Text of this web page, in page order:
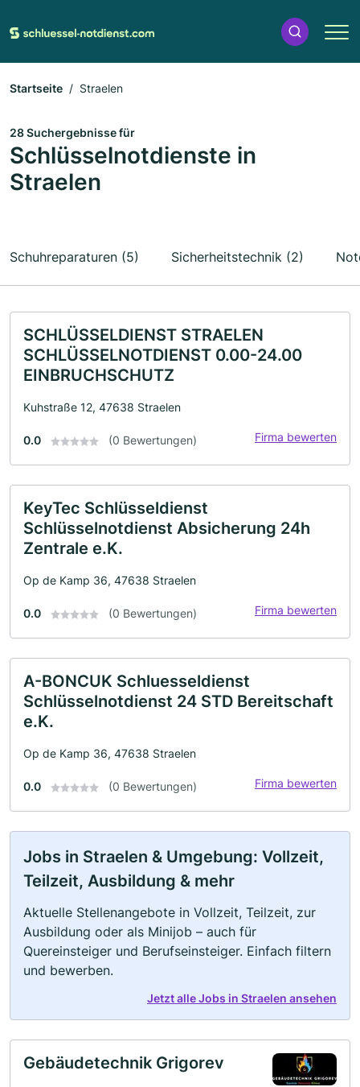
Startseite Straelen
28 Suchergebnisse für
Schlüsselnotdienste in
Straelen
Schuhreparaturen (5) Sicherheitstechnik (2)
SCHLÜSSELDIENST STRAELEN
SCHLÜSSELNOTDIENST 0.00-24.00
EINBRUCHSCHUTZ
Kuhstraße 12, 47638 Straelen
0.0 (0 Bewertungen) Firma bewerten
KeyTec Schlüsseldienst
Schlüsselnotdienst Absicherung 24h
Zentrale e.K.
Op de Kamp 36, 47638 Straelen
0.0 (0 Bewertungen) Firma bewerten
A-BONCUK Schluesseldienst
Schlüsselnotdienst 24 STD Bereitschaft
e.K.
Op de Kamp 36, 47638 Straelen
0.0 (0 Bewertungen) Firma bewerten
Jobs in Straelen & Umgebung: Vollzeit,
Teilzeit, Ausbildung & mehr
Aktuelle Stellenangebote in Vollzeit, Teilzeit, zur
Ausbildung oder als Minijob – auch für
Quereinsteiger und Berufseinsteiger. Einfach filtern
und bewerben.
Jetzt alle Jobs in Straelen ansehen
Gebäudetechnik Grigorev